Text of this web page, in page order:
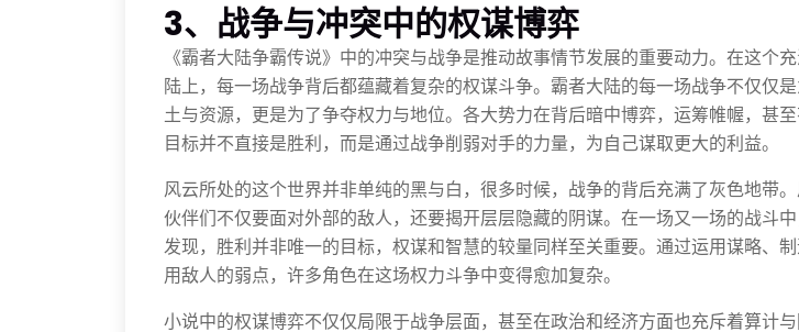
3、战争与冲突中的权谋博弈
《霸者大陆争霸传说》中的冲突与战争是推动故事情节发展的重要动力。在这个
陆上，每一场战争背后都蕴藏着复杂的权谋斗争。霸者大陆的每一场战争不仅仅
土与资源，更是为了争夺权力与地位。各大势力在背后暗中博弈，运筹帷幄，甚
目标并不直接是胜利，而是通过战争削弱对手的力量，为自己谋取更大的利益。
风云所处的这个世界并非单纯的黑与白，很多时候，战争的背后充满了灰色地带
伙伴们不仅要面对外部的敌人，还要揭开层层隐藏的阴谋。在一场又一场的战斗
发现，胜利并非唯一的目标，权谋和智慧的较量同样至关重要。通过运用谋略、制
用敌人的弱点，许多角色在这场权力斗争中变得愈加复杂。
小说中的权谋博弈不仅仅局限于战争层面，甚至在政治和经济方面也充斥着算计